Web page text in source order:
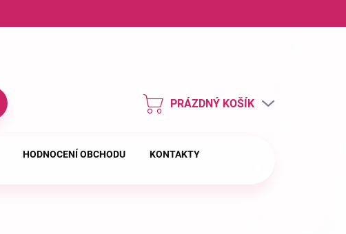
NÁKUPNÍ
PRÁZDNÝ KOŠÍK
HODNOCENÍ OBCHODU KONTAKTY